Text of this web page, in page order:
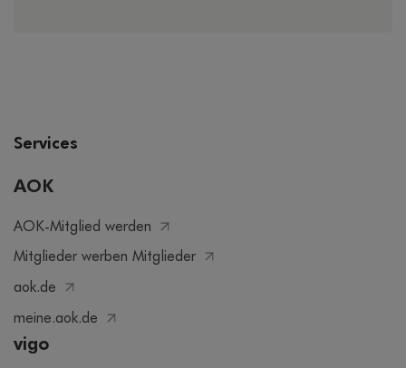
Services
AOK
AOK-Mitglied werden
Mitglieder werben Mitglieder
aok.de
meine.aok.de
vigo